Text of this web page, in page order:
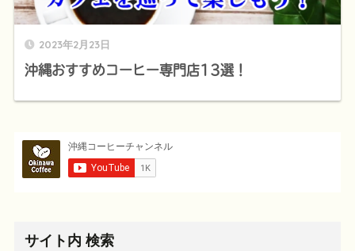
2023年2月23日
沖縄おすすめコーヒー専門店13選！
サイト内 検索